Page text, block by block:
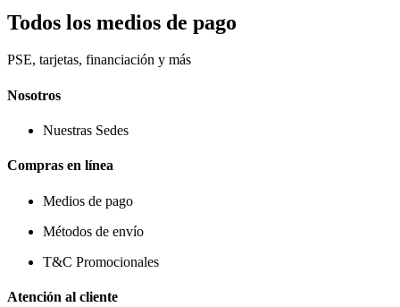
Todos los medios de pago
PSE, tarjetas, financiación y más
Nosotros
Nuestras Sedes
Compras en línea
Medios de pago
Métodos de envío
T&C Promocionales
Atención al cliente